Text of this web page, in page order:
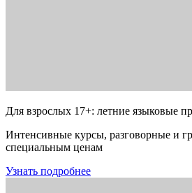
Для взрослых 17+: летние языковые
Интенсивные курсы, разговорные и
специальным ценам
Узнать подробнее